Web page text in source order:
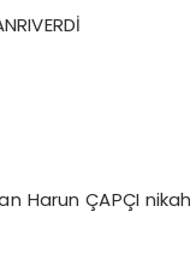
Harun ÇAPÇI